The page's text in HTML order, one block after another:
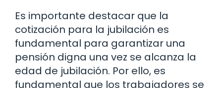
Es importante destacar que la
cotización para la jubilación es
fundamental para garantizar una
pensión digna una vez se alcanza la
edad de jubilación. Por ello, es
fundamental que los trabajadores se